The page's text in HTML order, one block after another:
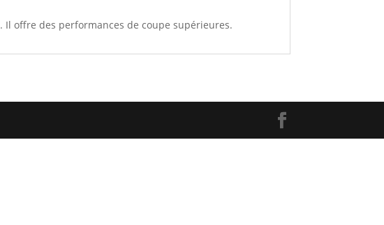
Il offre des performances de coupe supérieures.